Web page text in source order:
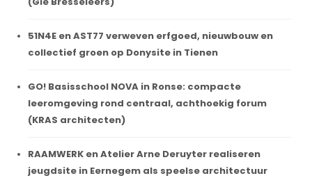
51N4E en AST77 verweven erfgoed, nieuwbouw en
collectief groen op Donysite in Tienen
GO! Basisschool NOVA in Ronse: compacte
leeromgeving rond centraal, achthoekig forum
(KRAS architecten)
RAAMWERK en Atelier Arne Deruyter realiseren
jeugdsite in Eernegem als speelse architectuur